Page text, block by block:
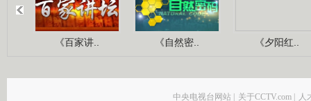
《百家讲.. 《自然密.. 《夕阳红..
中央电视台网站 | 关于CCTV.com | 人